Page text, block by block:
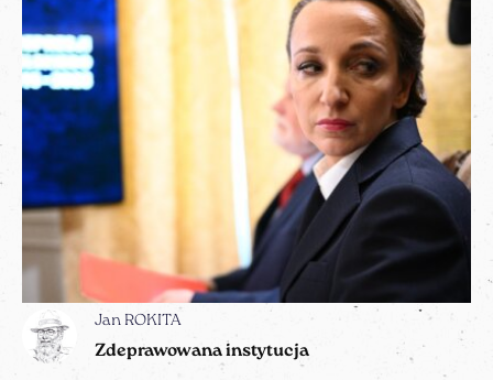
Jan ROKITA
Zdeprawowana instytucja